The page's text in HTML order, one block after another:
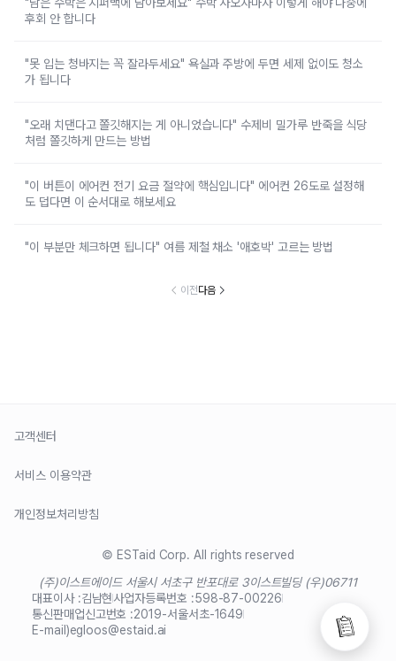
후회 안 합니다
"못 입는 청바지는 꼭 잘라두세요" 욕실과 주방에 두면 세제 없이도 청소
가 됩니다
"오래 치댄다고 쫄깃해지는 게 아니었습니다" 수제비 밀가루 반죽을 식당
처럼 쫄깃하게 만드는 방법
"이 버튼이 에어컨 전기 요금 절약에 핵심입니다" 에어컨 26도로 설정해
도 덥다면 이 순서대로 해보세요
"이 부분만 체크하면 됩니다" 여름 제철 채소 '애호박' 고르는 방법
이전다음
고객센터
서비스 이용약관
개인정보처리방침
© ESTaid Corp. All rights reserved
(주)이스트에이드 서울시 서초구 반포대로 3이스트빌딩 (우)06711
대표이사 :김남현사업자등록번호 :598-87-00226
통신판매업신고번호 :2019-서울서초-1649
E-mail)egloos@estaid.ai